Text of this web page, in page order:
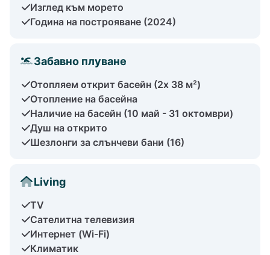
Изглед към морето
Година на построяване (2024)
Забавно плуване
Отопляем открит басейн (2x 38 м²)
Отопление на басейна
Наличие на басейн (10 май - 31 октомври)
Душ на открито
Шезлонги за слънчеви бани (16)
Living
TV
Сателитна телевизия
Интернет (Wi-Fi)
Климатик